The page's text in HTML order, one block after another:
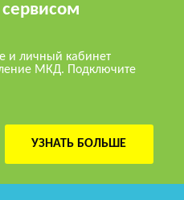
и личный кабинет
МКД. Подключите
УЗНАТЬ БОЛЬШЕ